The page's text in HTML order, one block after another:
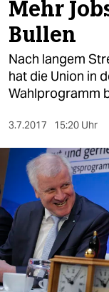
politik
öko
gesellschaft
sport
berlin
nord
wahrheit
verlag
Mehr
Bullen
Nach langem
hat die Union in
Wahlprogramm
3.7.2017 15:20 Uhr